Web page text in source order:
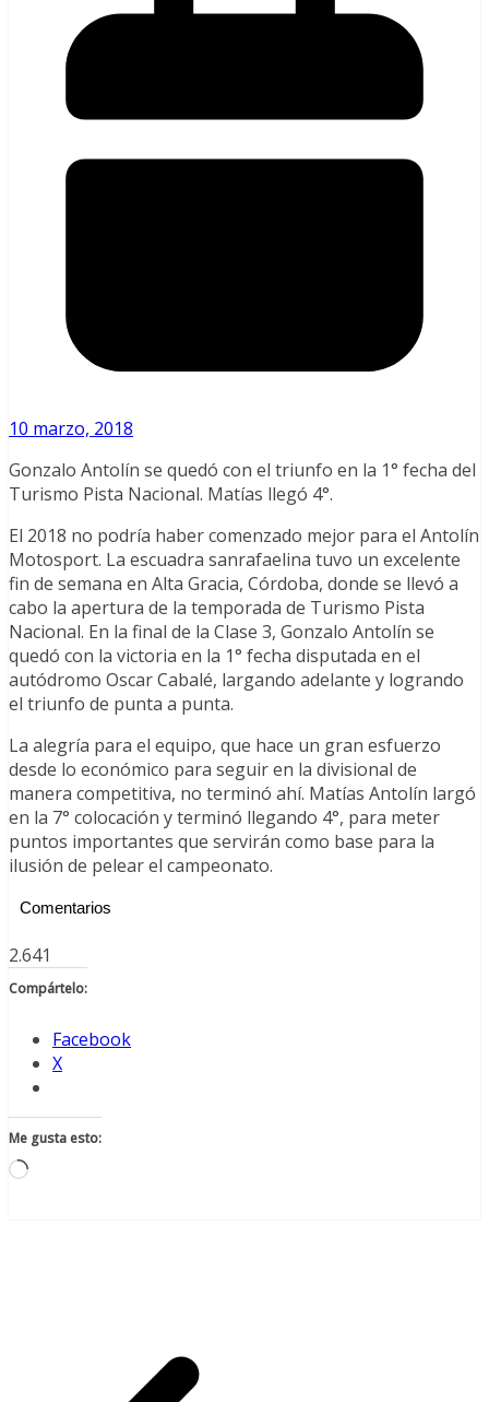
10 marzo, 2018
Gonzalo Antolín se quedó con el triunfo en la 1° fecha del
Turismo Pista Nacional. Matías llegó 4°.
El 2018 no podría haber comenzado mejor para el Antolín
Motosport. La escuadra sanrafaelina tuvo un excelente
fin de semana en Alta Gracia, Córdoba, donde se llevó a
cabo la apertura de la temporada de Turismo Pista
Nacional. En la final de la Clase 3, Gonzalo Antolín se
quedó con la victoria en la 1° fecha disputada en el
autódromo Oscar Cabalé, largando adelante y logrando
el triunfo de punta a punta.
La alegría para el equipo, que hace un gran esfuerzo
desde lo económico para seguir en la divisional de
manera competitiva, no terminó ahí. Matías Antolín largó
en la 7° colocación y terminó llegando 4°, para meter
puntos importantes que servirán como base para la
ilusión de pelear el campeonato.
Comentarios
2.641
Compártelo:
Facebook
X
Me gusta esto:
Cargando...